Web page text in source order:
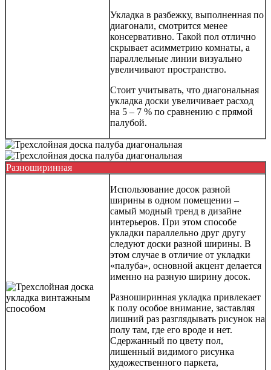
Укладка в разбежку, выполненная по
диагонали, смотрится менее
консервативно. Такой пол отлично
скрывает асимметрию комнаты, а
параллельные линии визуально
увеличивают пространство.
Стоит учитывать, что диагональная
укладка доски увеличивает расход
на 5 – 7 % по сравнению с прямой
палубой.
Разноширинная
Использование досок разной
ширины в одном помещении –
самый модный тренд в дизайне
интерьеров. При этом способе
укладки параллельно друг другу
следуют доски разной ширины. В
этом случае в отличие от укладки
«палуба», основной акцент делается
именно на разную ширину досок.
Разноширинная укладка привлекает
к полу особое внимание, заставляя
лишний раз разглядывать рисунок на
полу там, где его вроде и нет.
Сдержанный по цвету пол,
лишенный видимого рисунка
художественного паркета,